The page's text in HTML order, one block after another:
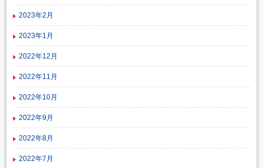
2023年2月
2023年1月
2022年12月
2022年11月
2022年10月
2022年9月
2022年8月
2022年7月